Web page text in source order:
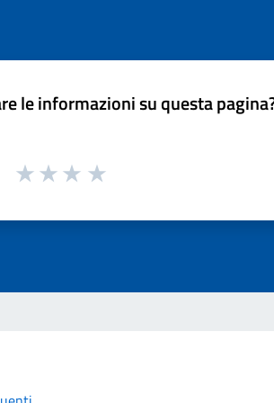
le informazioni su questa